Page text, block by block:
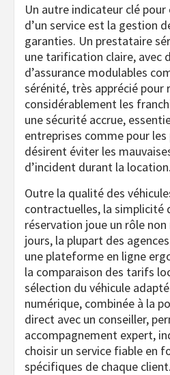
Un autre indicateur clé
d’un service est la gestion
garanties. Un prestataire
une tarification claire, avec
d’assurance modulables
sérénité, très apprécié pour
considérablement les
une sécurité accrue,
entreprises comme pour
désirent éviter les
d’incident durant la location.
Outre la qualité des
contractuelles, la simplicité
réservation joue un rôle non
jours, la plupart des
une plateforme en ligne
la comparaison des tarifs
sélection du véhicule
numérique, combinée à la
direct avec un conseiller,
accompagnement expert,
choisir un service fiable en
spécifiques de chaque client.